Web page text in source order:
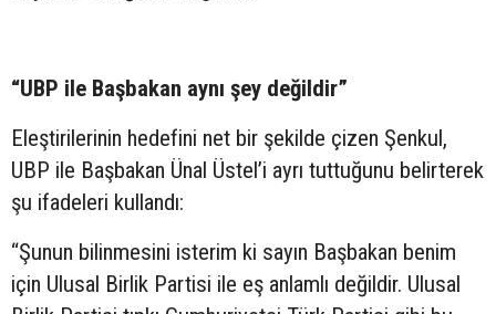
“UBP ile Başbakan aynı şey değildir”
Eleştirilerinin hedefini net bir şekilde çizen Şenkul,
UBP ile Başbakan Ünal Üstel’i ayrı tuttuğunu belirterek
şu ifadeleri kullandı:
“Şunun bilinmesini isterim ki sayın Başbakan benim
için Ulusal Birlik Partisi ile eş anlamlı değildir. Ulusal